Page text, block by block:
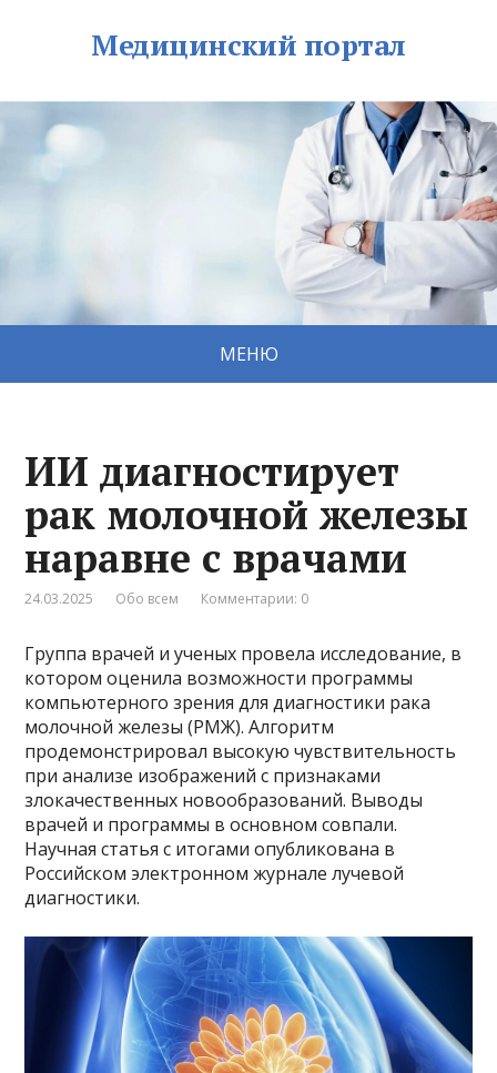
Медицинский портал
МЕНЮ
ИИ диагностирует
рак молочной железы
наравне с врачами
24.03.2025 Обо всем Комментарии: 0
Группа врачей и ученых провела исследование, в
котором оценила возможности программы
компьютерного зрения для диагностики рака
молочной железы (РМЖ). Алгоритм
продемонстрировал высокую чувствительность
при анализе изображений с признаками
злокачественных новообразований. Выводы
врачей и программы в основном совпали.
Научная статья с итогами опубликована в
Российском электронном журнале лучевой
диагностики.